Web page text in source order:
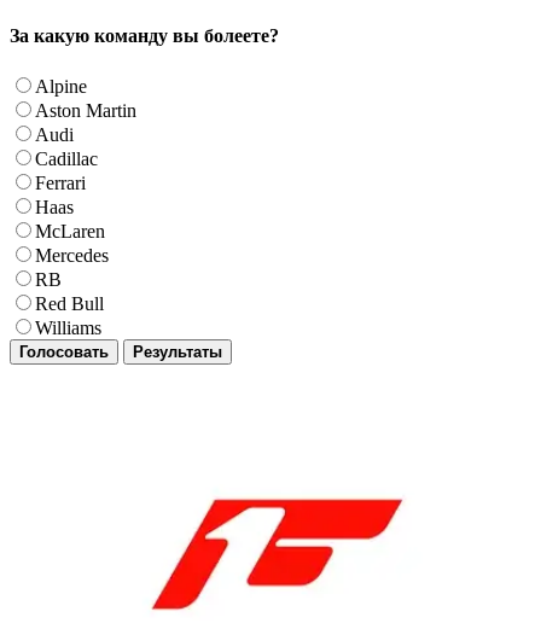
За какую команду вы болеете?
Alpine
Aston Martin
Audi
Cadillac
Ferrari
Haas
McLaren
Mercedes
RB
Red Bull
Williams
Голосовать Результаты